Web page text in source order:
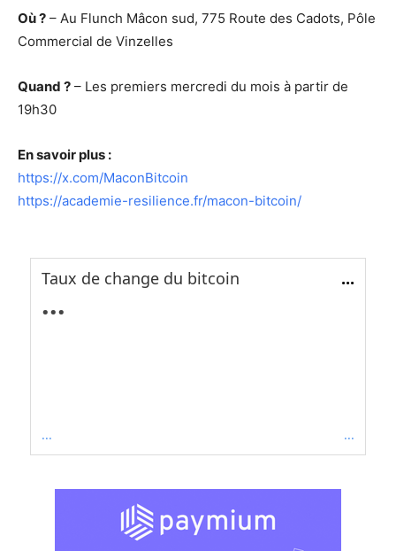
Où ? – Au Flunch Mâcon sud, 775 Route des Cadots, Pôle
Commercial de Vinzelles
Quand ? – Les premiers mercredi du mois à partir de
19h30
En savoir plus :
https://x.com/MaconBitcoin
https://academie-resilience.fr/macon-bitcoin/
Taux de change du bitcoin ...
...
... ...